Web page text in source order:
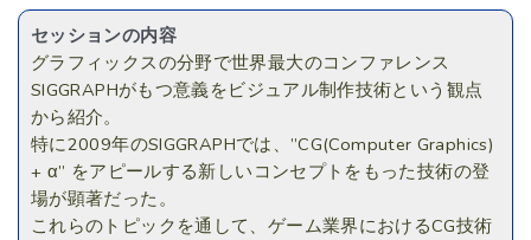
セッションの内容
グラフィックスの分野で世界最大のコンファレンス
SIGGRAPHがもつ意義をビジュアル制作技術という観点
から紹介。
特に2009年のSIGGRAPHでは、”CG(Computer Graphics)
+ α” をアピールする新しいコンセプトをもった技術の登
場が顕著だった。
これらのトピックを通して、ゲーム業界におけるCG技術